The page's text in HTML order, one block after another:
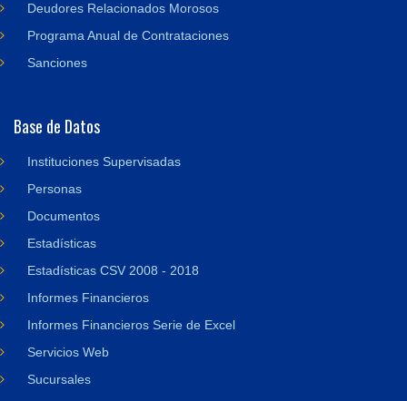
Deudores Relacionados Morosos
Programa Anual de Contrataciones
Sanciones
Base de Datos
Instituciones Supervisadas
Personas
Documentos
Estadísticas
Estadísticas CSV 2008 - 2018
Informes Financieros
Informes Financieros Serie de Excel
Servicios Web
Sucursales